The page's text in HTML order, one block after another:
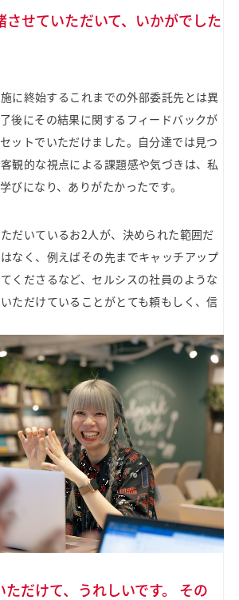
させていただいて、いかがでした
に終始するこれまでの外部委託先とは異
後にその結果に関するフィードバックが
ットでいただけました。自分達では見つ
観的な視点による課題感や気づきは、私
びになり、ありがたかったです。
だいているお2人が、決められた範囲だ
なく、例えばその先までキャッチアップ
くださるなど、セルシスの社員のような
ただけていることがとても頼もしく、信
ただけて、うれしいです。 その